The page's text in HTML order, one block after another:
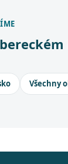
Všechny